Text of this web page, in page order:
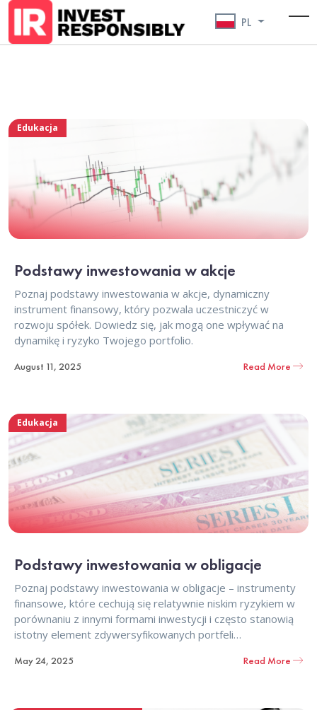
PL
Edukacja
Podstawy inwestowania w akcje
Poznaj podstawy inwestowania w akcje, dynamiczny
instrument finansowy, który pozwala uczestniczyć w
rozwoju spółek. Dowiedz się, jak mogą one wpływać na
dynamikę i ryzyko Twojego portfolio.
August 11, 2025 Read More
Edukacja
Podstawy inwestowania w obligacje
Poznaj podstawy inwestowania w obligacje – instrumenty
finansowe, które cechują się relatywnie niskim ryzykiem w
porównaniu z innymi formami inwestycji i często stanowią
istotny element zdywersyfikowanych portfeli
May 24, 2025 Read More